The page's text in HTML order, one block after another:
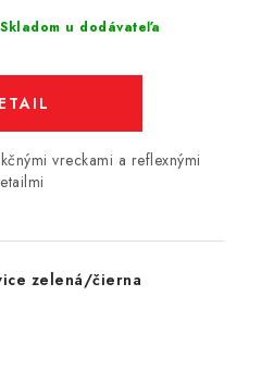
Skladom u dodávateľa
vreckami a reflexnými
zelená/čierna